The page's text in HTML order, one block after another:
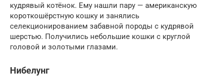
кудрявый котёнок. Ему нашли пару — американскую
короткошёрстную кошку и занялись
селекционированием забавной породы с кудрявой
шерстью. Получились небольшие кошки с круглой
головой и золотыми глазами.
Нибелунг